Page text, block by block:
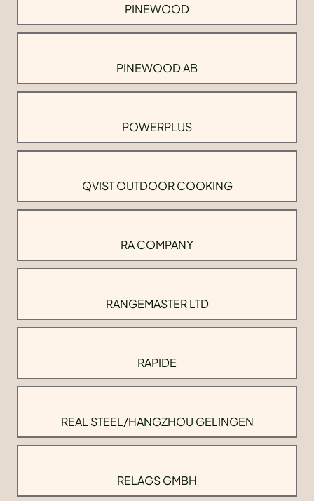
PINEWOOD
PINEWOOD AB
POWERPLUS
QVIST OUTDOOR COOKING
RA COMPANY
RANGEMASTER LTD
RAPIDE
REAL STEEL/HANGZHOU GELINGEN
RELAGS GMBH